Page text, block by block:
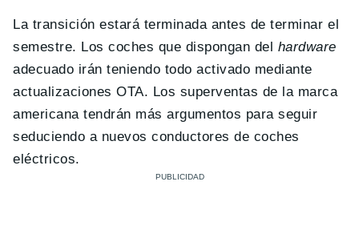
La transición estará terminada antes de terminar el
semestre. Los coches que dispongan del hardware
adecuado irán teniendo todo activado mediante
actualizaciones OTA. Los superventas de la marca
americana tendrán más argumentos para seguir
seduciendo a nuevos conductores de coches
eléctricos.